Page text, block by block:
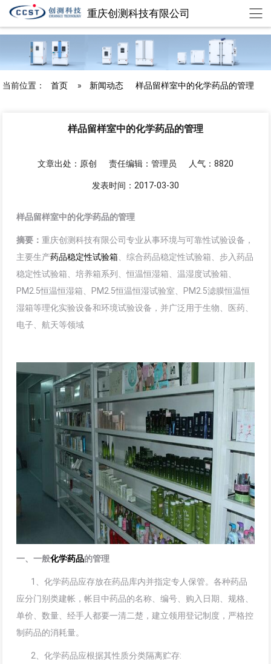
重庆创测科技有限公司
欢迎来到重庆创测科技有限公司 chuangce@cqccst.com
当前位置： 首页 » 新闻动态 样品留样室中的化学药品的管理
样品留样室中的化学药品的管理
文章出处：原创 责任编辑：管理员 人气：8820
发表时间：2017-03-30
样品留样室中的化学药品的管理
摘要： 重庆创测科技有限公司专业从事环境与可靠性试验设备，
主要生产药品稳定性试验箱、综合药品稳定性试验箱、步入药品
稳定性试验箱、培养箱系列、恒温恒湿箱、温湿度试验箱、
PM2.5恒温恒湿箱、PM2.5恒温恒湿试验室、PM2.5滤膜恒温恒
湿箱等理化实验设备和环境试验设备，并广泛用于生物、医药、
电子、航天等领域
一、一般化学药品的管理
1、化学药品应存放在药品库内并指定专人保管。各种药品
应分门别类建帐，帐目中药品的名称、编号、购入日期、规格、
单价、数量、经手人都要一清二楚，建立领用登记制度，严格控
制药品的消耗量。
2、化学药品应根据其性质分类隔离贮存: